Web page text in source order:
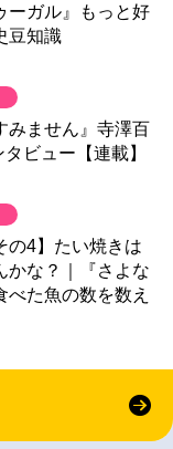
ーガル』もっと好
豆知識
みません』寺澤百
ビュー【連載】
の4】たい焼きは
かな？｜『さよな
べた魚の数を数え